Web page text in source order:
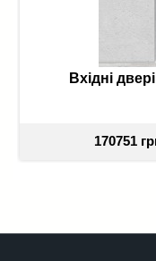
Вхідні
170751